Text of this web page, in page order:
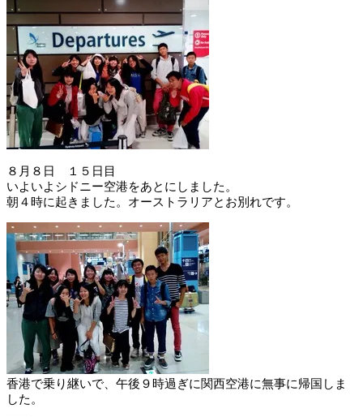
８月８日 １５日目
いよいよシドニー空港をあとにしました。
朝４時に起きました。オーストラリアとお別れです。
香港で乗り継いで、午後９時過ぎに関西空港に無事に帰国しま
した。